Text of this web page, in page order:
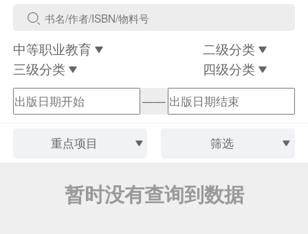
中等职业教育
二级分类
三级分类
四级分类
——
重点项目 筛选
暂时没有查询到数据